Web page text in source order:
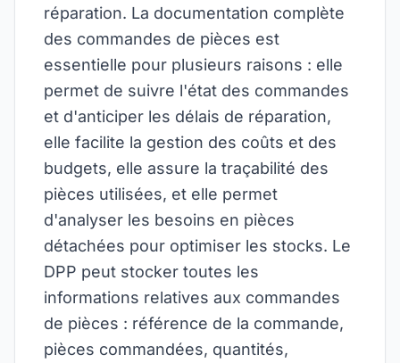
réparation. La documentation complète
des commandes de pièces est
essentielle pour plusieurs raisons : elle
permet de suivre l'état des commandes
et d'anticiper les délais de réparation,
elle facilite la gestion des coûts et des
budgets, elle assure la traçabilité des
pièces utilisées, et elle permet
d'analyser les besoins en pièces
détachées pour optimiser les stocks. Le
DPP peut stocker toutes les
informations relatives aux commandes
de pièces : référence de la commande,
pièces commandées, quantités,